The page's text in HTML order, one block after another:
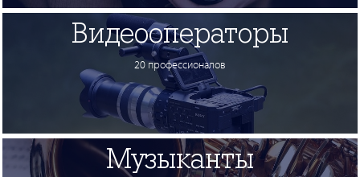
Видеооператоры
20 профессионалов
Музыканты